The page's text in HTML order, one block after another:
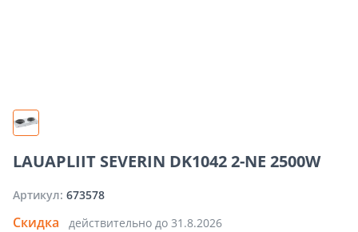
LAUAPLIIT SEVERIN DK1042 2-NE 2500W
Артикул: 673578
Скидка действительно до 31.8.2026